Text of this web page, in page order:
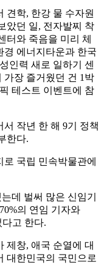
견학, 한강 물 수자원
았던 일, 전자발찌 착
터와 죽음을 미리 체
경 에너지타운과 한국
인력 새로 일하기 센
가장 즐거웠던 건 1박
테스트 이벤트에 참
작년 한 해 9기 정책
한다.
국립 민속박물관에
데 벌써 많은 신임기
의 연임 기자와
고 한다.
제창, 애국 순열에 대
대한민국의 국민으로